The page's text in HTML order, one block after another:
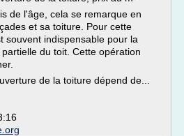
de l'âge, cela se remarque en
et sa toiture. Pour cette
souvent indispensable pour la
du toit. Cette opération
de la toiture dépend de...